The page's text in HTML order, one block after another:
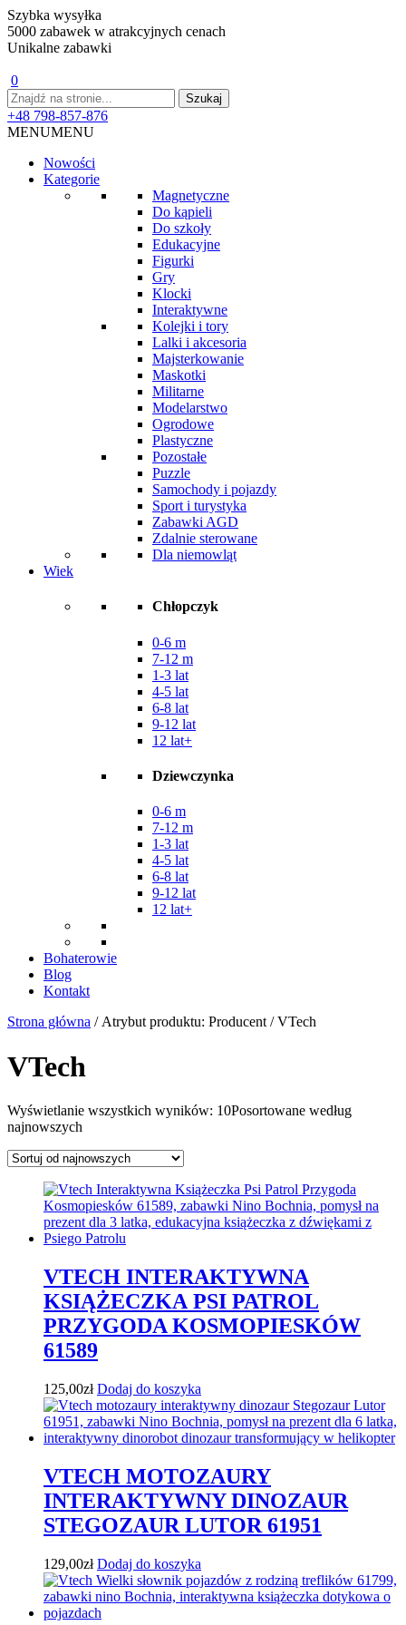
Szybka wysyłka
5000 zabawek w atrakcyjnych cenach
Unikalne zabawki
0
+48 798-857-876
MENUMENU
Nowości
Kategorie
Magnetyczne
Do kąpieli
Do szkoły
Edukacyjne
Figurki
Gry
Klocki
Interaktywne
Kolejki i tory
Lalki i akcesoria
Majsterkowanie
Maskotki
Militarne
Modelarstwo
Ogrodowe
Plastyczne
Pozostałe
Puzzle
Samochody i pojazdy
Sport i turystyka
Zabawki AGD
Zdalnie sterowane
Dla niemowląt
Wiek
Chłopczyk
0-6 m
7-12 m
1-3 lat
4-5 lat
6-8 lat
9-12 lat
12 lat+
Dziewczynka
0-6 m
7-12 m
1-3 lat
4-5 lat
6-8 lat
9-12 lat
12 lat+
Bohaterowie
Blog
Kontakt
Strona główna / Atrybut produktu: Producent / VTech
VTech
Wyświetlanie wszystkich wyników: 10Posortowane według
najnowszych
VTECH INTERAKTYWNA
KSIĄŻECZKA PSI PATROL
PRZYGODA KOSMOPIESKÓW
61589
125,00zł Dodaj do koszyka
VTECH MOTOZAURY
INTERAKTYWNY DINOZAUR
STEGOZAUR LUTOR 61951
129,00zł Dodaj do koszyka